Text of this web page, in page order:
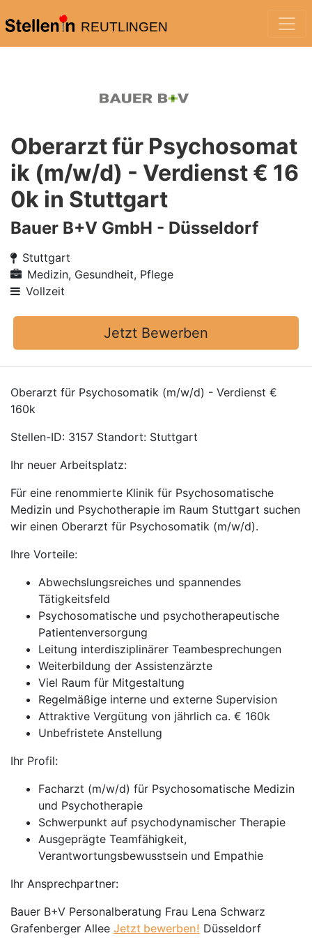
REUTLINGEN
Oberarzt für Psychosomat
ik (m/w/d) - Verdienst € 16
0k in Stuttgart
Bauer B+V GmbH - Düsseldorf
Stuttgart
Medizin, Gesundheit, Pflege
Vollzeit
Jetzt Bewerben
Oberarzt für Psychosomatik (m/w/d) - Verdienst €
160k
Stellen-ID: 3157 Standort: Stuttgart
Ihr neuer Arbeitsplatz:
Für eine renommierte Klinik für Psychosomatische
Medizin und Psychotherapie im Raum Stuttgart suchen
wir einen Oberarzt für Psychosomatik (m/w/d).
Ihre Vorteile:
Abwechslungsreiches und spannendes
Tätigkeitsfeld
Psychosomatische und psychotherapeutische
Patientenversorgung
Leitung interdisziplinärer Teambesprechungen
Weiterbildung der Assistenzärzte
Viel Raum für Mitgestaltung
Regelmäßige interne und externe Supervision
Attraktive Vergütung von jährlich ca. € 160k
Unbefristete Anstellung
Ihr Profil:
Facharzt (m/w/d) für Psychosomatische Medizin
und Psychotherapie
Schwerpunkt auf psychodynamischer Therapie
Ausgeprägte Teamfähigkeit,
Verantwortungsbewusstsein und Empathie
Ihr Ansprechpartner:
Bauer B+V Personalberatung Frau Lena Schwarz
Grafenberger Allee Jetzt bewerben! Düsseldorf